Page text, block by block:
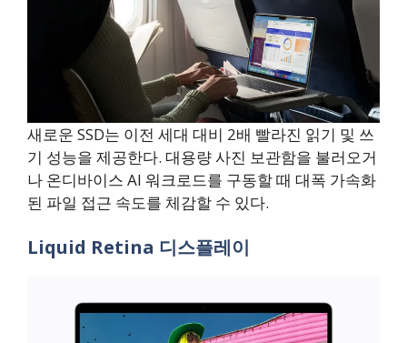
새로운 SSD는 이전 세대 대비 2배 빨라진 읽기 및 쓰
기 성능을 제공한다. 대용량 사진 보관함을 불러오거
나 온디바이스 AI 워크로드를 구동할 때 대폭 가속화
된 파일 접근 속도를 체감할 수 있다.
Liquid Retina 디스플레이